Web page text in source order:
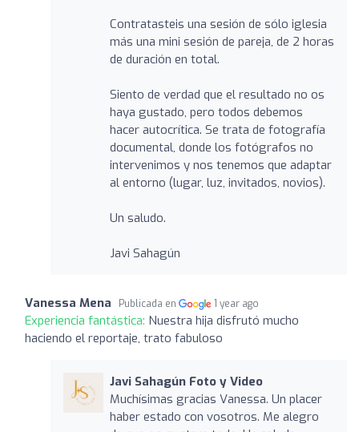
Contratasteis una sesión de sólo iglesia
más una mini sesión de pareja, de 2 horas
de duración en total.
Siento de verdad que el resultado no os
haya gustado, pero todos debemos
hacer autocrítica. Se trata de fotografía
documental, donde los fotógrafos no
intervenimos y nos tenemos que adaptar
al entorno (lugar, luz, invitados, novios).
Un saludo.
Javi Sahagún
Vanessa Mena Publicada en 1 year ago
Experiencia fantástica: Nuestra hija disfrutó mucho
haciendo el reportaje, trato fabuloso
Javi Sahagún Foto y Video
Muchísimas gracias Vanessa. Un placer
haber estado con vosotros. Me alegro